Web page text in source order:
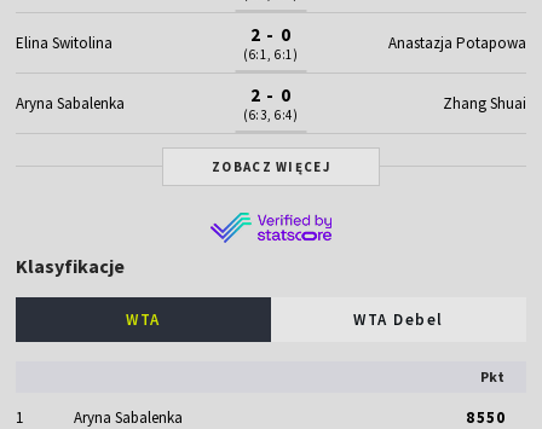
Elina Switolina 2 - 0
(6:1, 6:1)
Anastazja Potapowa
Aryna Sabalenka 2 - 0
(6:3, 6:4)
Zhang Shuai
ZOBACZ WIĘCEJ
Klasyfikacje
WTA WTA Debel
Pkt
1 Aryna Sabalenka 8550